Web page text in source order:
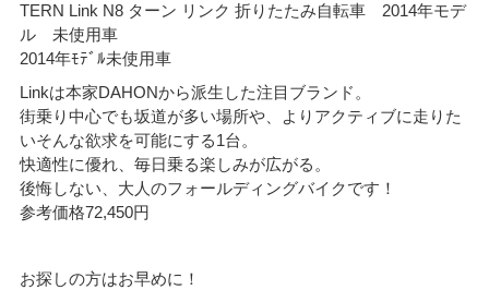
TERN Link N8 ターン リンク 折りたたみ自転車 2014年モデ
ル 未使用車
2014年ﾓﾃﾞﾙ未使用車
Linkは本家DAHONから派生した注目ブランド。
街乗り中心でも坂道が多い場所や、よりアクティブに走りた
いそんな欲求を可能にする1台。
快適性に優れ、毎日乗る楽しみが広がる。
後悔しない、大人のフォールディングバイクです！
参考価格72,450円
お探しの方はお早めに！